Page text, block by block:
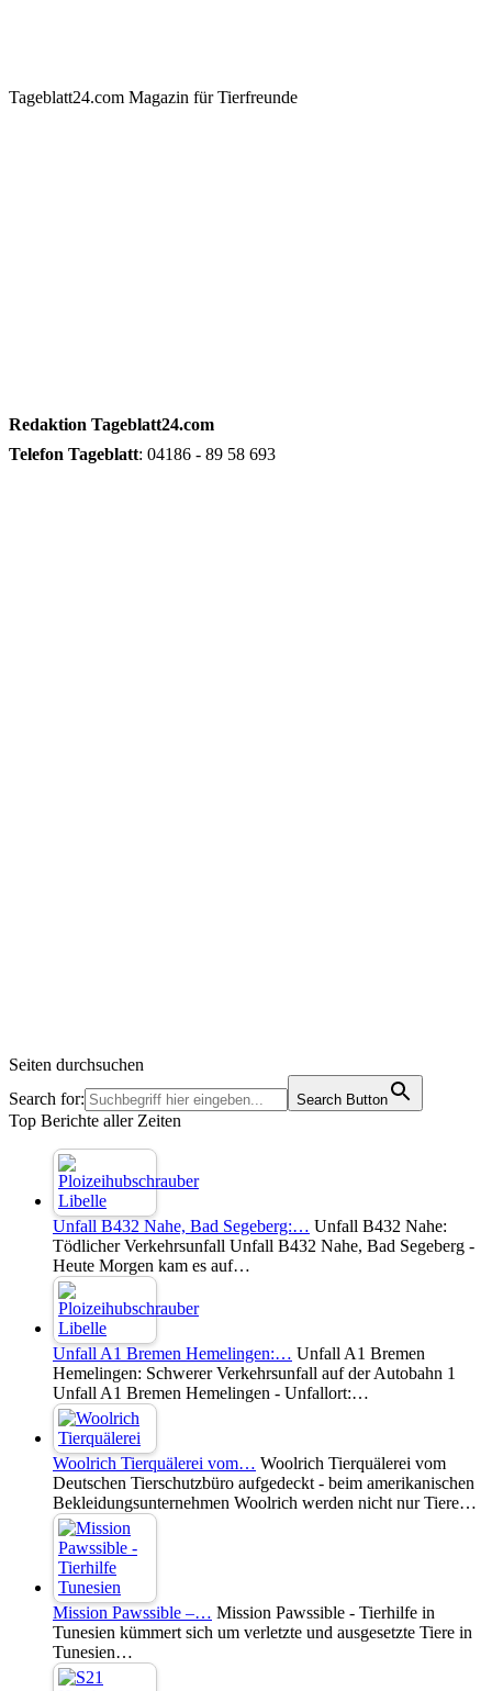
Tageblatt24.com Magazin für Tierfreunde
Redaktion Tageblatt24.com
Telefon Tageblatt: 04186 - 89 58 693
Seiten durchsuchen
Search for:
Search Button
Top Berichte aller Zeiten
Unfall B432 Nahe, Bad Segeberg:… Unfall B432 Nahe:
Tödlicher Verkehrsunfall Unfall B432 Nahe, Bad Segeberg -
Heute Morgen kam es auf…
Unfall A1 Bremen Hemelingen:… Unfall A1 Bremen
Hemelingen: Schwerer Verkehrsunfall auf der Autobahn 1
Unfall A1 Bremen Hemelingen - Unfallort:…
Woolrich Tierquälerei vom… Woolrich Tierquälerei vom
Deutschen Tierschutzbüro aufgedeckt - beim amerikanischen
Bekleidungsunternehmen Woolrich werden nicht nur Tiere…
Mission Pawssible –… Mission Pawssible - Tierhilfe in
Tunesien kümmert sich um verletzte und ausgesetzte Tiere in
Tunesien…